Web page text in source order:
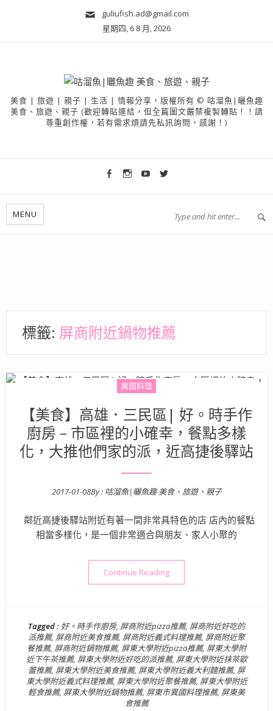
guliufish.ad@gmail.com
星期四, 6 8 月, 2026
美食 | 旅遊 | 親子 | 生活 | 情報分享，版權所有 © 咕溜魚|曬魚趣
美食、旅遊、親子 (歡迎轉貼連結，但全篇圖文嚴禁複製轉貼！！請
尊重創作權，若有需求煩請先私訊詢問，感謝！)
MENU
標籤: 屏商附近鍋物推薦
異國料理
【美食】高雄．三民區| 好。時手作
廚房 – 市區裡的小確幸，餐點多樣
化，大推他們家的派，近高捷後驛站
Posted on
2017-01-08By : 咕溜魚|曬魚趣 美食、旅遊、親子
鄰近高捷後驛站附近有著一間非常具特色的店 店內的餐點
相當多樣化，是一個非常適合與朋友、家人小聚的
Continue Reading“【美食】高雄．三民區| 好
Tagged : 好。時手作廚房, 屏商附近pizza推薦, 屏商附近好吃的
派推薦, 屏商附近美食推薦, 屏商附近義式料理推薦, 屏商附近聚
餐推薦, 屏商附近鍋物推薦, 屏東大學附近pizza推薦, 屏東大學附
近下午茶推薦, 屏東大學附近好吃的派推薦, 屏東大學附近抹茶歐
蕾推薦, 屏東大學附近美食推薦, 屏東大學附近義大利麵推薦, 屏
東大學附近義式料理推薦, 屏東大學附近聚餐推薦, 屏東大學附近
輕食推薦, 屏東大學附近鍋物推薦, 屏東市異國料理推薦, 屏東美
食推薦